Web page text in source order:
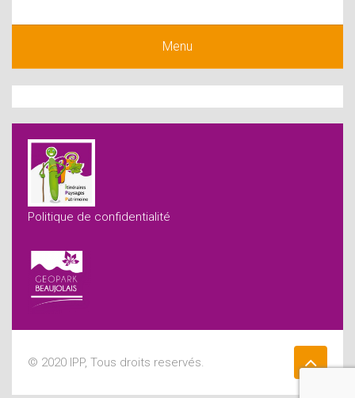
Menu
Politique de confidentialité
© 2020 IPP, Tous droits reservés.